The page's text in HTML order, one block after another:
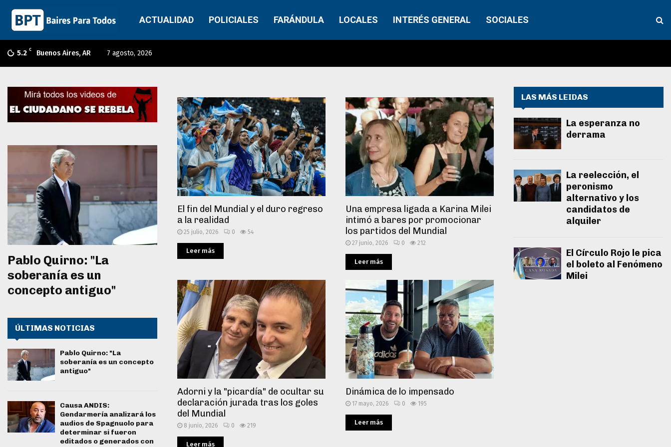
ACTUALIDAD POLICIALES FARÁNDULA LOCALES INTERÉS GENERAL SOCIALES
5.2 C Buenos Aires, AR 7 agosto, 2026
El fin del Mundial y el duro regreso
a la realidad
25 julio, 2026 0 54
Leer más
Una empresa ligada a Karina Milei
intimó a bares por promocionar
los partidos del Mundial
27 junio, 2026 0 212
Leer más
Adorni y la "picardía" de ocultar su
declaración jurada tras los goles
del Mundial
8 junio, 2026 0 219
Leer más
Dinámica de lo impensado
17 mayo, 2026 0 195
Leer más
Pablo Quirno: "La
soberanía es un
concepto antiguo"
ÚLTIMAS NOTICIAS
Pablo Quirno: "La
soberanía es un concepto
antiguo"
Causa ANDIS:
Gendarmería analizará los
audios de Spagnuolo para
determinar si fueron
editados o generados con
LAS MÁS LEIDAS
La esperanza no
derrama
La reelección, el
peronismo
alternativo y los
candidatos de
alquiler
El Círculo Rojo le pica
el boleto al Fenómeno
Milei